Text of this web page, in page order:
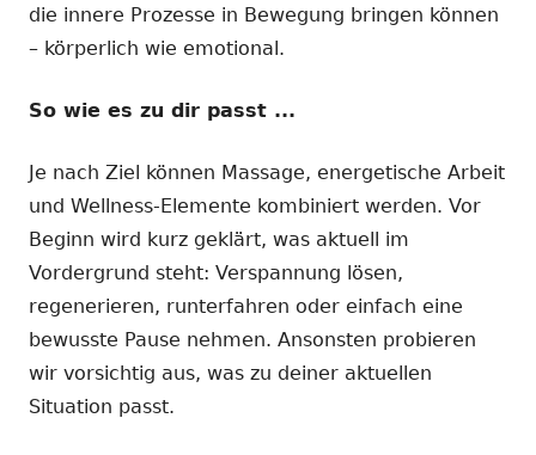
die innere Prozesse in Bewegung bringen können
– körperlich wie emotional.
So wie es zu dir passt ...
Je nach Ziel können Massage, energetische Arbeit
und Wellness-Elemente kombiniert werden. Vor
Beginn wird kurz geklärt, was aktuell im
Vordergrund steht: Verspannung lösen,
regenerieren, runterfahren oder einfach eine
bewusste Pause nehmen. Ansonsten probieren
wir vorsichtig aus, was zu deiner aktuellen
Situation passt.